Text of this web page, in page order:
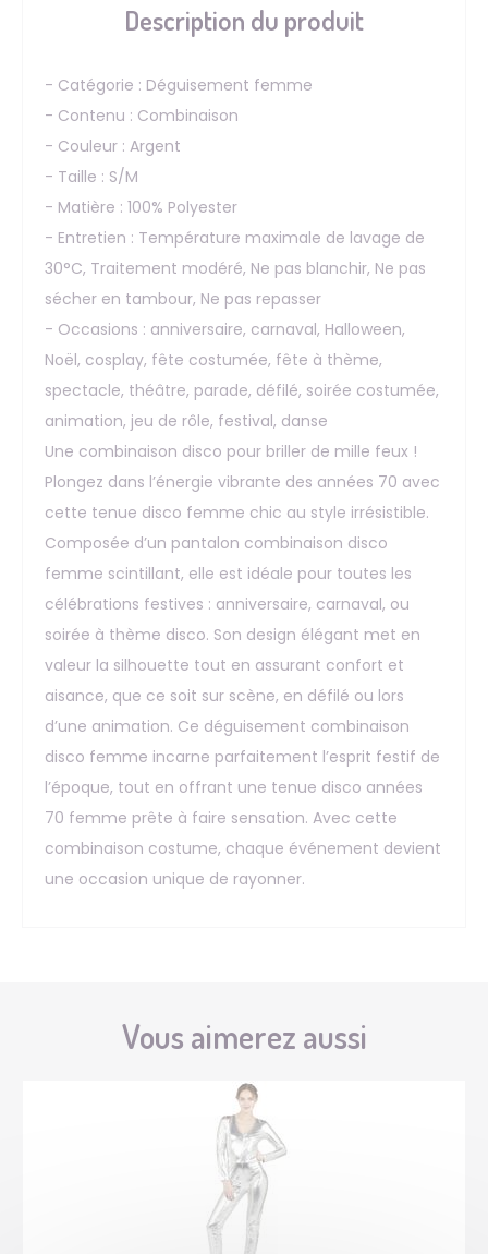
Description du produit
- Catégorie : Déguisement femme
- Contenu : Combinaison
- Couleur : Argent
- Taille : S/M
- Matière : 100% Polyester
- Entretien : Température maximale de lavage de
30°C, Traitement modéré, Ne pas blanchir, Ne pas
sécher en tambour, Ne pas repasser
- Occasions : anniversaire, carnaval, Halloween,
Noël, cosplay, fête costumée, fête à thème,
spectacle, théâtre, parade, défilé, soirée costumée,
animation, jeu de rôle, festival, danse
Une combinaison disco pour briller de mille feux !
Plongez dans l’énergie vibrante des années 70 avec
cette tenue disco femme chic au style irrésistible.
Composée d’un pantalon combinaison disco
femme scintillant, elle est idéale pour toutes les
célébrations festives : anniversaire, carnaval, ou
soirée à thème disco. Son design élégant met en
valeur la silhouette tout en assurant confort et
aisance, que ce soit sur scène, en défilé ou lors
d’une animation. Ce déguisement combinaison
disco femme incarne parfaitement l’esprit festif de
l’époque, tout en offrant une tenue disco années
70 femme prête à faire sensation. Avec cette
combinaison costume, chaque événement devient
une occasion unique de rayonner.
Vous aimerez aussi